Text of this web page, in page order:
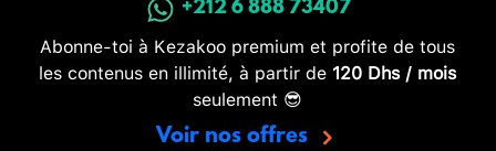
+212 6 888 73407
Abonne-toi à Kezakoo premium et profite de tous
les contenus en illimité, à partir de 120 Dhs / mois
seulement 😎
Voir nos offres